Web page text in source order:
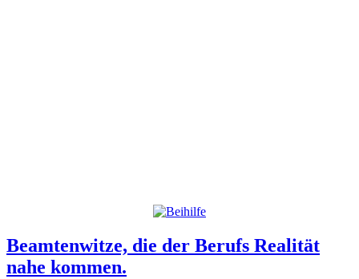
Beamtenwitze, die der Berufs Realität
nahe kommen.